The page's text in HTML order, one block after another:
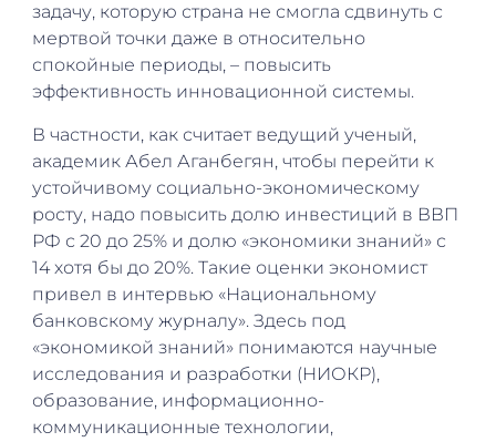
задачу, которую страна не смогла сдвинуть с
мертвой точки даже в относительно
спокойные периоды, – повысить
эффективность инновационной системы.
В частности, как считает ведущий ученый,
академик Абел Аганбегян, чтобы перейти к
устойчивому социально-экономическому
росту, надо повысить долю инвестиций в ВВП
РФ с 20 до 25% и долю «экономики знаний» с
14 хотя бы до 20%. Такие оценки экономист
привел в интервью «Национальному
банковскому журналу». Здесь под
«экономикой знаний» понимаются научные
исследования и разработки (НИОКР),
образование, информационно-
коммуникационные технологии,